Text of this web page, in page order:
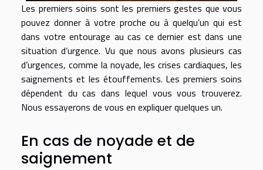
Les premiers soins sont les premiers gestes que vous
pouvez donner à votre proche ou à quelqu’un qui est
dans votre entourage au cas ce dernier est dans une
situation d’urgence. Vu que nous avons plusieurs cas
d’urgences, comme la noyade, les crises cardiaques, les
saignements et les étouffements. Les premiers soins
dépendent du cas dans lequel vous vous trouverez.
Nous essayerons de vous en expliquer quelques un.
En cas de noyade et de
saignement